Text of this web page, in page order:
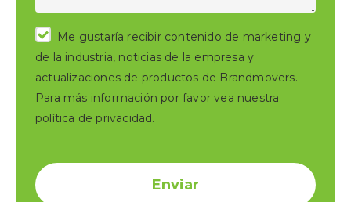
Me gustaría recibir contenido de marketing y
de la industria, noticias de la empresa y
actualizaciones de productos de Brandmovers.
Para más información por favor vea nuestra
política de privacidad.